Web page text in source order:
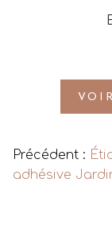
Précédent :
adhésive